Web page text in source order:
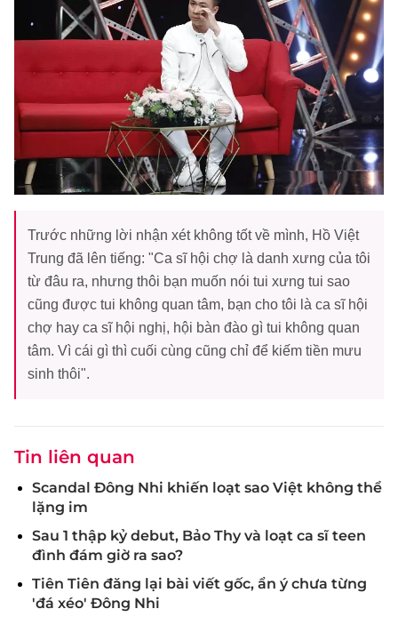
Trước những lời nhận xét không tốt về mình, Hồ Việt
Trung đã lên tiếng: "Ca sĩ hội chợ là danh xưng của tôi
từ đâu ra, nhưng thôi bạn muốn nói tui xưng tui sao
cũng được tui không quan tâm, bạn cho tôi là ca sĩ hội
chợ hay ca sĩ hội nghị, hội bàn đào gì tui không quan
tâm. Vì cái gì thì cuối cùng cũng chỉ để kiếm tiền mưu
sinh thôi".
Tin liên quan
Scandal Đông Nhi khiến loạt sao Việt không thể
lặng im
Sau 1 thập kỷ debut, Bảo Thy và loạt ca sĩ teen
đình đám giờ ra sao?
Tiên Tiên đăng lại bài viết gốc, ẩn ý chưa từng
'đá xéo' Đông Nhi